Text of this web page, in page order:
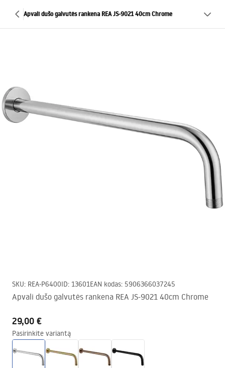
Apvali dušo galvutės rankena REA JS-9021 40cm Chrome
SKU: REA-P6400ID: 13601EAN kodas: 5906366037245
Apvali dušo galvutės rankena REA JS-9021 40cm Chrome
29,00 €
Pasirinkite variantą